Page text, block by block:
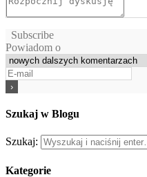
Subscribe
Powiadom o
Szukaj w Blogu
Szukaj:
Kategorie